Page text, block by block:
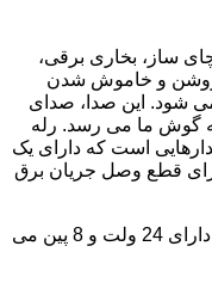
ساز، بخاری برقی،
روشن و خاموش شدن
می شود. این صدا، صدای
گوش ما می رسد. رله
است که دارای یک
قطع وصل جریان برق
رله NHG مدل JQX-13F 2CbDC24V1 دارای 24 ولت و 8 پین می